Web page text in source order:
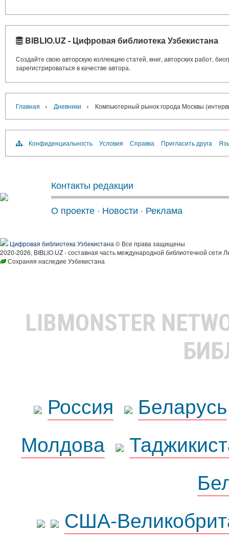
BIBLIO.UZ - Цифровая библиотека Узбекистана
Создайте свою авторскую коллекцию статей, книг, авторских работ,
зарегистрироваться в качестве автора.
Главная › Дневники › Компьютерный рынок города Москвы
Конфиденциальность Условия Справка Пригласить друга
Контакты редакции
О проекте · Новости · Реклама
Цифровая библиотека Узбекистана © Все права защищены
2020-2026, BIBLIO.UZ - составная часть международной библиотечной сети
Сохраняя наследие Узбекистана
LIBMONSTER
Россия
Беларусь
Молдова
США-